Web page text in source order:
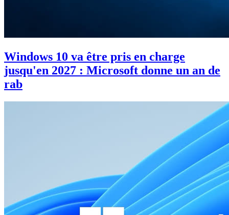
Windows 10 va être pris en charge
jusqu'en 2027 : Microsoft donne un an de
rab